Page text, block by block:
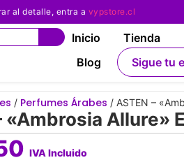
al detalle, entra a vypstore.cl
Inicio Tienda
Blog
Sigue tu
/ Perfumes Árabes / ASTEN –
«Ambrosia Allure»
IVA Incluido